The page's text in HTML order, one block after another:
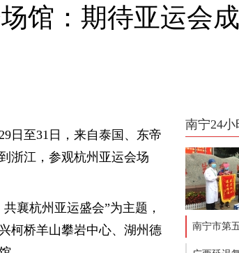
馆：期待亚运会
日至31日，来自泰国、东帝
浙江，参观杭州亚运会场
襄杭州亚运盛会”为主题，
柯桥羊山攀岩中心、湖州德
南宁24小
南宁市第